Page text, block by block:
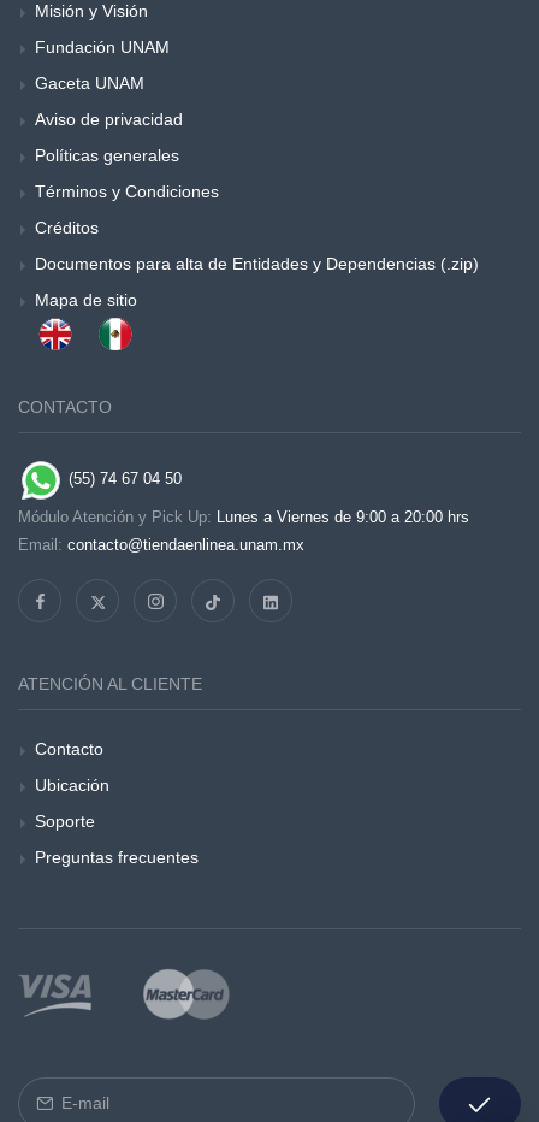
Misión y Visión
Fundación UNAM
Gaceta UNAM
Aviso de privacidad
Políticas generales
Términos y Condiciones
Créditos
Documentos para alta de Entidades y Dependencias (.zip)
Mapa de sitio
CONTACTO
(55) 74 67 04 50
Módulo Atención y Pick Up: Lunes a Viernes de 9:00 a 20:00 hrs
Email: contacto@tiendaenlinea.unam.mx
ATENCIÓN AL CLIENTE
Contacto
Ubicación
Soporte
Preguntas frecuentes